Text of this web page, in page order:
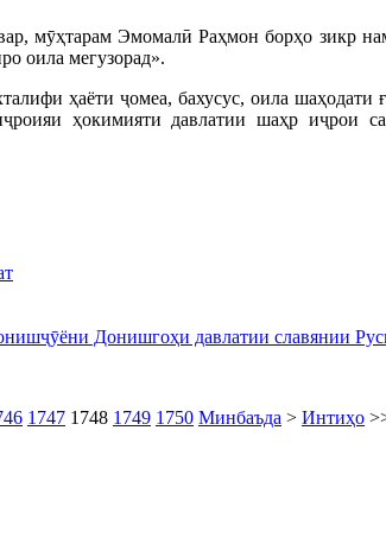
мӯҳтарам Эмомалӣ Раҳмон борҳо зикр
оила мегузорад».
ҳаёти ҷомеа, бахусус, оила шаҳодати
ҳокимияти давлатии шаҳр иҷрои
Донишгоҳи давлатии славянии
1747 1748 1749 1750 Минбаъда > Интиҳо